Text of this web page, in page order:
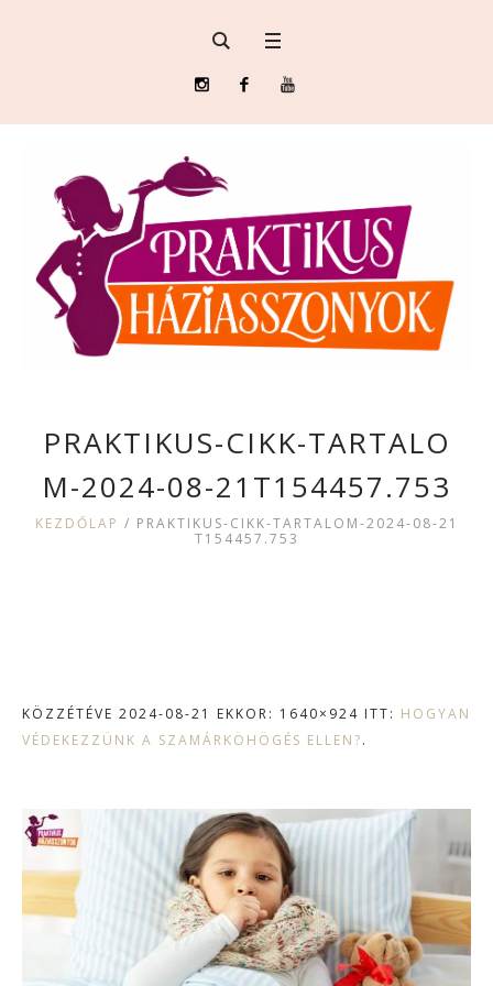
PRAKTIKUS-CIKK-TARTALO
M-2024-08-21T154457.753
KEZDŐLAP / PRAKTIKUS-CIKK-TARTALOM-2024-08-21
T154457.753
KÖZZÉTÉVE 2024-08-21 EKKOR: 1640×924 ITT: HOGYAN
VÉDEKEZZÜNK A SZAMÁRKÖHÖGÉS ELLEN?.